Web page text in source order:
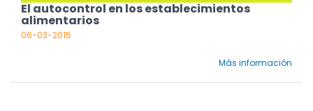
El autocontrol en los establecimientos
alimentarios
06-03-2015
Más información